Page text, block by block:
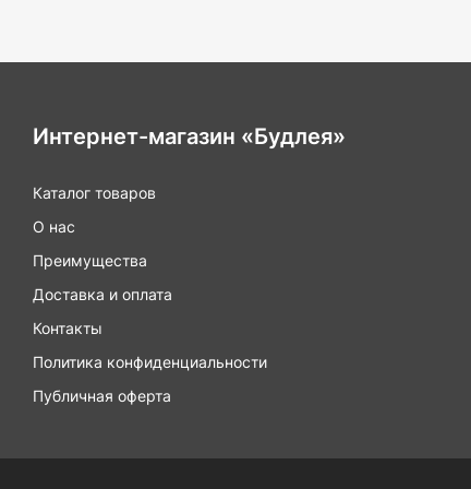
Интернет-магазин «Будлея»
Каталог товаров
О нас
Преимущества
Доставка и оплата
Контакты
Политика конфиденциальности
Публичная оферта